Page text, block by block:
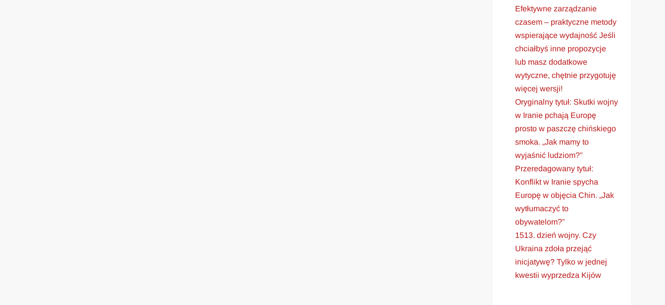
Efektywne zarządzanie
czasem – praktyczne metody
wspierające wydajność Jeśli
chciałbyś inne propozycje
lub masz dodatkowe
wytyczne, chętnie przygotuję
więcej wersji!
Oryginalny tytuł: Skutki wojny
w Iranie pchają Europę
prosto w paszczę chińskiego
smoka. „Jak mamy to
wyjaśnić ludziom?”
Przeredagowany tytuł:
Konflikt w Iranie spycha
Europę w objęcia Chin. „Jak
wytłumaczyć to
obywatelom?”
1513. dzień wojny. Czy
Ukraina zdoła przejąć
inicjatywę? Tylko w jednej
kwestii wyprzedza Kijów